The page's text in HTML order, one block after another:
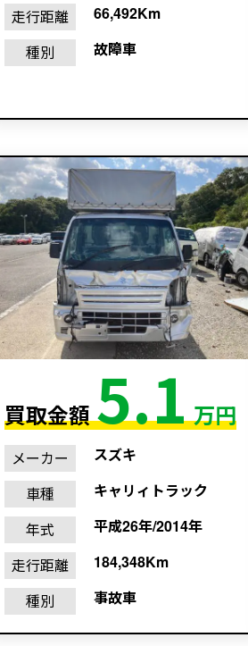
走行距離
66,492Km
種別
故障車
買取金額5.1 万円
メーカー
スズキ
車種
キャリィトラック
年式
平成26年/2014年
走行距離
184,348Km
種別
事故車